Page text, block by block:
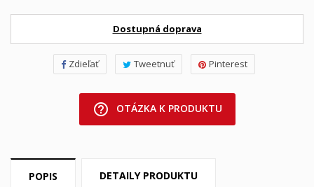
Dostupná doprava
Zdieľať Tweetnuť Pinterest
help_outline OTÁZKA K PRODUKTU
POPIS DETAILY PRODUKTU